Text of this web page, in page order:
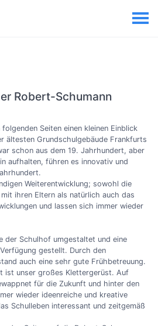
Robert-Schumann
Seiten einen kleinen Einblick
ältesten Grundschulgebäude Frankfurts
schon aus dem 19. Jahrhundert, aber
aufhalten, führen es innovativ und
Weiterentwicklung; sowohl die
ihren Eltern als natürlich auch das
und lassen sich immer wieder
der Schulhof umgestaltet und eine
gestellt. Durch den
auch eine sehr gute Frühbetreuung.
ist unser großes Klettergerüst. Auf
für die Zukunft und hinter den
wieder ideenreiche und kreative
Schulleben interessant und zeitgemäß